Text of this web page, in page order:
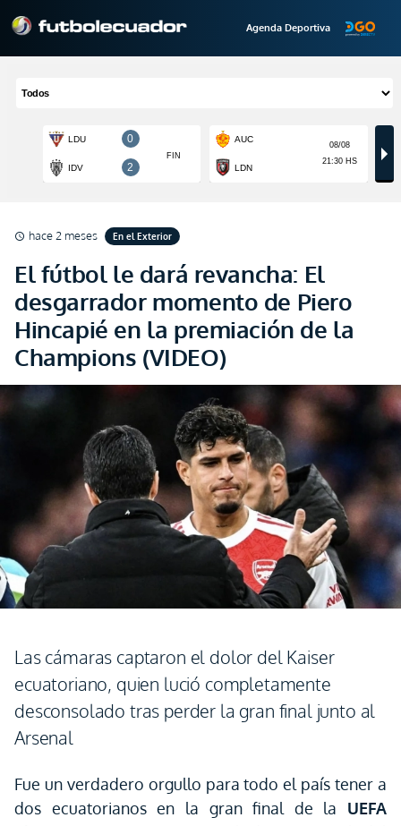
Agenda Deportiva
schedule hace 2 meses En el Exterior
El fútbol le dará revancha: El
desgarrador momento de Piero
Hincapié en la premiación de la
Champions (VIDEO)
Las cámaras captaron el dolor del Kaiser
ecuatoriano, quien lució completamente
desconsolado tras perder la gran final junto al
Arsenal
Fue un verdadero orgullo para todo el país tener a
dos ecuatorianos en la gran final de la UEFA